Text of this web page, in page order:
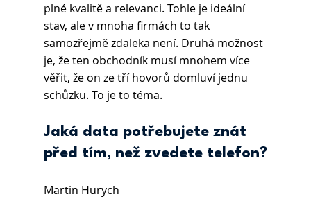
plné kvalitě a relevanci. Tohle je ideální
stav, ale v mnoha firmách to tak
samozřejmě zdaleka není. Druhá možnost
je, že ten obchodník musí mnohem více
věřit, že on ze tří hovorů domluví jednu
schůzku. To je to téma.
Jaká data potřebujete znát
před tím, než zvedete telefon?
Martin Hurych